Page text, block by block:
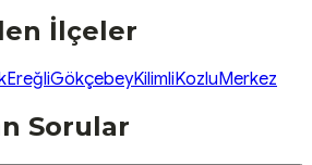
İlçeler
EreğliGökçebeyKilimliKozluMerkez
Sorular